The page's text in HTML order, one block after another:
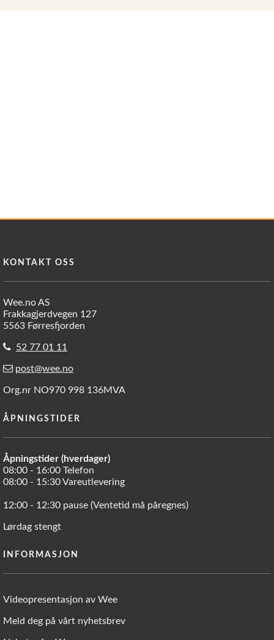
KONTAKT OSS
Wee.no AS
Frakkagjerdvegen 127
5563 Førresfjorden
52 77 01 11
post@wee.no
Org.nr NO970 998 136MVA
ÅPNINGSTIDER
Åpningstider (hverdager)
08:00 - 16:00 Telefon
08:00 - 15:30 Vareutlevering
12:00 - 12:30 pause (Ventetid må påregnes)
Lørdag stengt
INFORMASJON
Videopresentasjon av Wee
Meld deg på vårt nyhetsbrev